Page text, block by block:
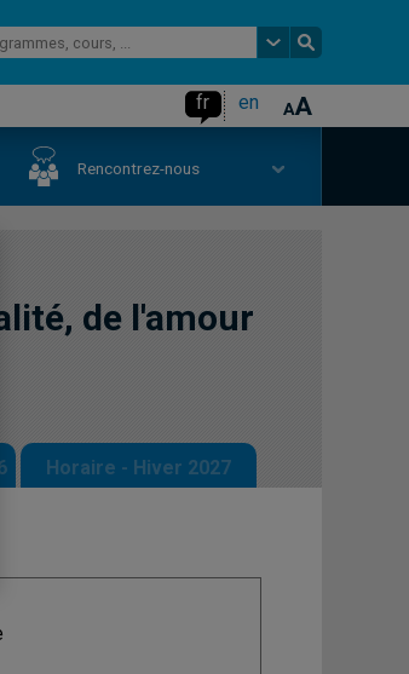
fr en
Rencontrez-nous
de l'amour
Horaire - Hiver 2027